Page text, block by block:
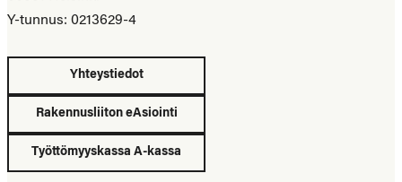
Y-tunnus: 0213629-4
Yhteystiedot
Rakennusliiton eAsiointi
Työttömyyskassa A-kassa